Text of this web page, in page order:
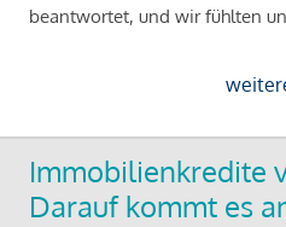
beantwortet, und wir fühlten
Immobilienkredite
Darauf kommt es